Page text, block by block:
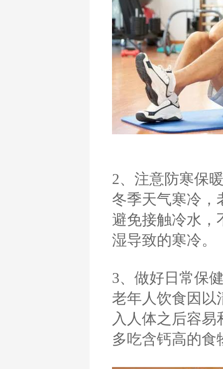
2、注意防寒保
冬季天气寒冷，
避免接触冷水，
湿导致的寒冷。
3、做好日常保
老年人饮食因以
入人体之后容
多吃含钙高的食